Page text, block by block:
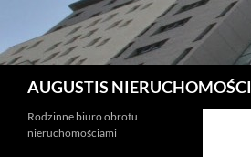
AUGUSTIS NIERUCHOMOŚCI
Rodzinne biuro obrotu
nieruchomościami